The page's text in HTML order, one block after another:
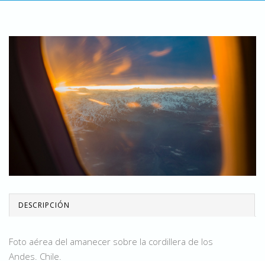
DESCRIPCIÓN
Foto aérea del amanecer sobre la cordillera de los
Andes. Chile.